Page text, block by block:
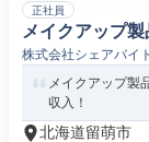
正社員
メイクアップ
株式会社シェアバイト
メイクアップ製
収入！
北海道留萌市